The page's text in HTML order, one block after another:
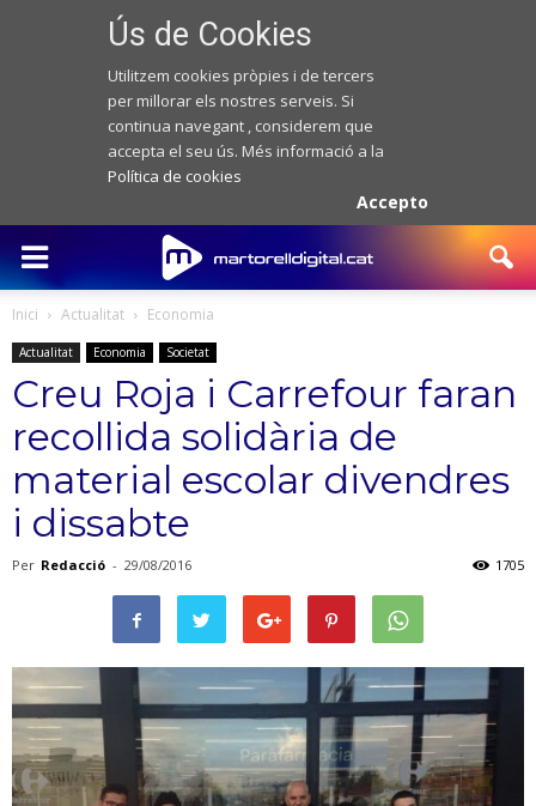
Ús de Cookies
Utilitzem cookies pròpies i de tercers
per millorar els nostres serveis. Si
continua navegant , considerem que
accepta el seu ús. Més informació a la
Política de cookies
Accepto
Inici Actualitat Economia
Actualitat Economia Societat
Creu Roja i Carrefour faran
recollida solidària de
material escolar divendres
i dissabte
Per Redacció - 29/08/2016 1705